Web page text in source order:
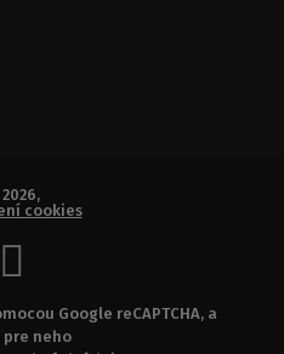
cookies
Google reCAPTCHA, a
neho